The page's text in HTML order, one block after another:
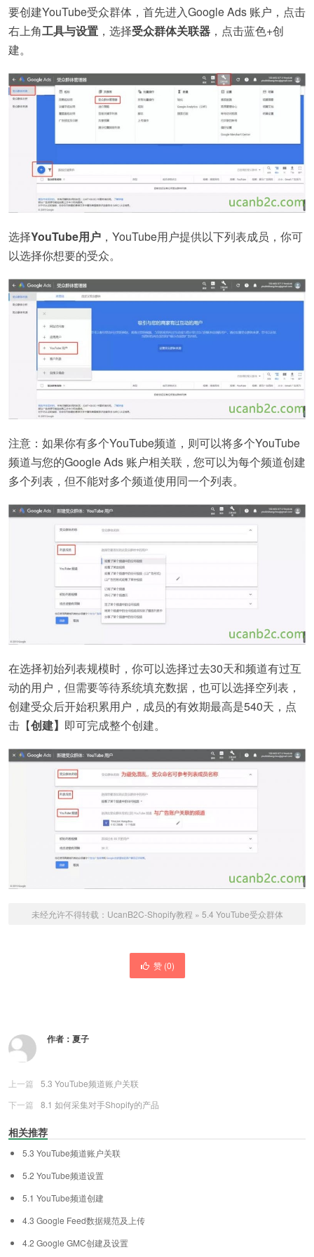
要创建YouTube受众群体，首先进入Google Ads 账户，点击
右上角工具与设置 ，选择受众群体关联器 ，点击蓝色+创
建。
选择YouTube用户 ，YouTube用户提供以下列表成员，你可
以选择你想要的受众。
注意：如果你有多个YouTube频道，则可以将多个YouTube
频道与您的Google Ads 账户相关联，您可以为每个频道创建
多个列表，但不能对多个频道使用同一个列表。
在选择初始列表规模时，你可以选择过去30天和频道有过互
动的用户，但需要等待系统填充数据，也可以选择空列表，
创建受众后开始积累用户，成员的有效期最高是540天，点
击【创建】 即可完成整个创建。
未经允许不得转载： UcanB2C-Shopify教程 » 5.4 YouTube受众群体
赞 (0)
作者： 夏子
上一篇
5.3 YouTube频道账户关联
下一篇
8.1 如何采集对手Shopify的产品
相关推荐
5.3 YouTube频道账户关联
5.2 YouTube频道设置
5.1 YouTube频道创建
4.3 Google Feed数据规范及上传
4.2 Google GMC创建及设置